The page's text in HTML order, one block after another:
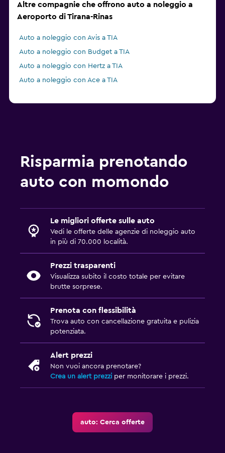
Altre compagnie che offrono auto a noleggio a
Aeroporto di Tirana-Rinas
Auto a noleggio con Avis a TIA
Auto a noleggio con Budget a TIA
Auto a noleggio con Hertz a TIA
Auto a noleggio con Ace a TIA
Risparmia prenotando
auto con momondo
Le migliori offerte sulle auto
Vedi le offerte delle agenzie di noleggio auto
in più di 70.000 località.
Prezzi trasparenti
Visualizza subito il costo totale per evitare
brutte sorprese.
Prenota con flessibilità
Trova auto con cancellazione gratuita e pulizia
potenziata.
Alert prezzi
Non vuoi ancora prenotare?
Crea un alert prezzi per monitorare i prezzi.
auto: Cerca offerte